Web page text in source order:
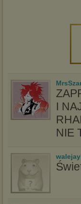
I
NIE